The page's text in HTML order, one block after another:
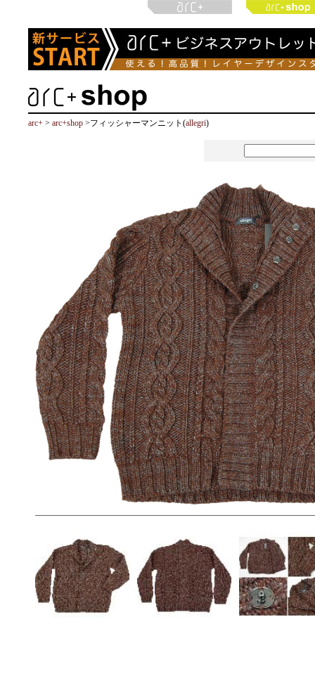
arc+ > arc+shop >フィッシャーマンニット(allegri)